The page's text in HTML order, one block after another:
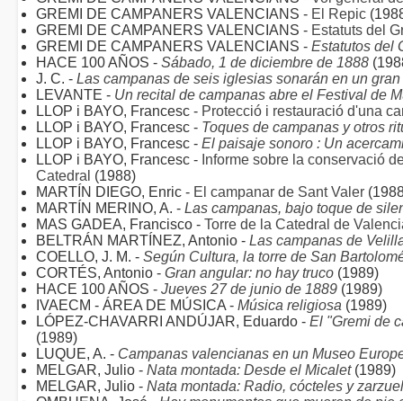
GREMI DE CAMPANERS VALENCIANS - El Repic
GREMI DE CAMPANERS VALENCIANS - Estatuts del
GREMI DE CAMPANERS VALENCIANS - Estatutos del
HACE 100 AÑOS - Sábado, 1 de diciembre de 1888
J. C. - Las campanas de seis iglesias sonarán en un
LEVANTE - Un recital de campanas abre el Festival de
LLOP i BAYO, Francesc - Protecció i restauració d'una
LLOP i BAYO, Francesc - Toques de campanas y otros
LLOP i BAYO, Francesc - El paisaje sonoro : Un
LLOP i BAYO, Francesc - Informe sobre la conservació
Catedral (1988)
MARTÍN DIEGO, Enric - El campanar de Sant Valer
MARTÍN MERINO, A. - Las campanas, bajo toque de
MAS GADEA, Francisco - Torre de la Catedral de
BELTRÁN MARTÍNEZ, Antonio - Las campanas de
COELLO, J. M. - Según Cultura, la torre de San
CORTÉS, Antonio - Gran angular: no hay truco (1989)
HACE 100 AÑOS - Jueves 27 de junio de 1889 (1989)
IVAECM - ÁREA DE MÚSICA - Música religiosa (1989)
LÓPEZ-CHAVARRI ANDÚJAR, Eduardo - El "Gremi de
(1989)
LUQUE, A. - Campanas valencianas en un Museo
MELGAR, Julio - Nata montada: Desde el Micalet(1989)
MELGAR, Julio - Nata montada: Radio, cócteles y